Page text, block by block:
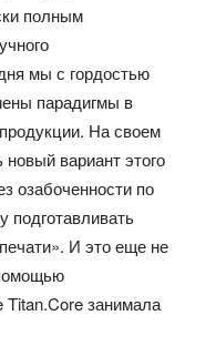
полным
мы с гордостью
парадигмы в
На своем
новый вариант этого
озабоченности по
подготавливать
И это еще не
Titan.Core занимала